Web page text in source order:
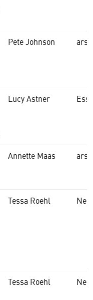
Pete Johnson
Lucy Astner
Annette Maas
Tessa Roehl
Tessa Roehl